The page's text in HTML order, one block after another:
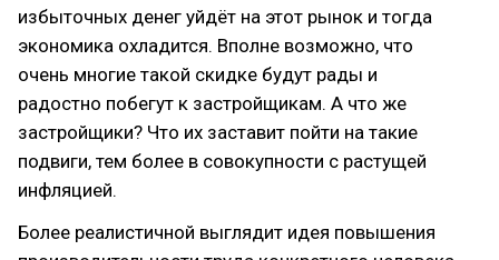
избыточных денег уйдёт на этот рынок и тогда
экономика охладится. Вполне возможно, что
очень многие такой скидке будут рады и
радостно побегут к застройщикам. А что же
застройщики? Что их заставит пойти на такие
подвиги, тем более в совокупности с растущей
инфляцией.
Более реалистичной выглядит идея повышения